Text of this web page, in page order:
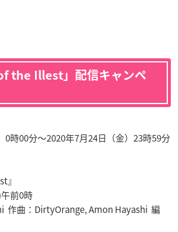
the Illest」配信キャンペ
0時00分～2020年7月24日（金） 23時59分
』
午前0時
作曲： DirtyOrange, Amon Hayashi 編